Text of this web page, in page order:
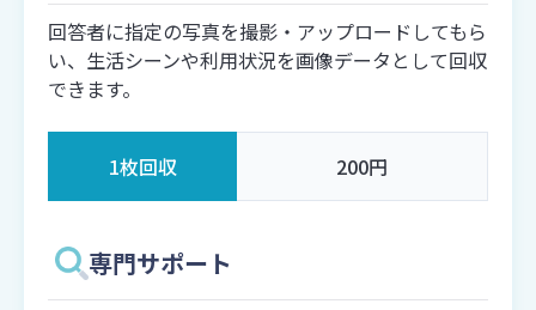
回答者に指定の写真を撮影・アップロードしてもら
い、生活シーンや利用状況を画像データとして回収
できます。
1枚回収 200円
専門サポート